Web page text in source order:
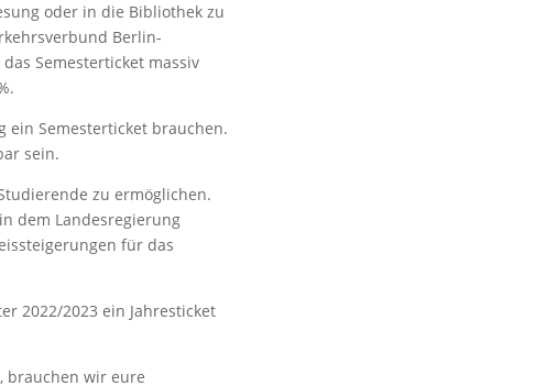
oder in die Bibliothek zu
Berlin-
Semesterticket massiv
ein Semesterticket brauchen.
sein.
zu ermöglichen.
dem Landesregierung
für das
2022/2023 ein Jahresticket
brauchen wir eure